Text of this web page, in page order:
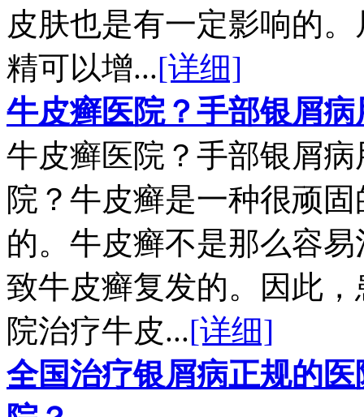
皮肤也是有一定影响的
精可以增...[详细]
牛皮癣医院？手部银屑
牛皮癣医院？手部银屑
院？牛皮癣是一种很顽
的。牛皮癣不是那么容
致牛皮癣复发的。因此
院治疗牛皮...[详细]
全国治疗银屑病正规的